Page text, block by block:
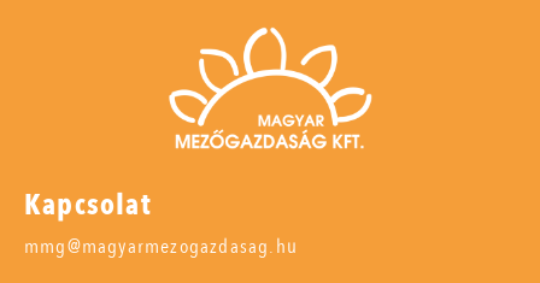
Kapcsolat
mmg@magyarmezogazdasag.hu